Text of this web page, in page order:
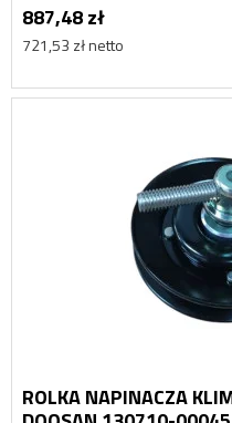
887,48 zł
721,53 zł netto
ROLKA NAPINACZA